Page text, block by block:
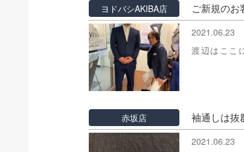
ヨドバシAKIBA店 ご新規のお
2021.06.23
渡辺はここ
赤坂店 袖通しは抜
2021.06.23